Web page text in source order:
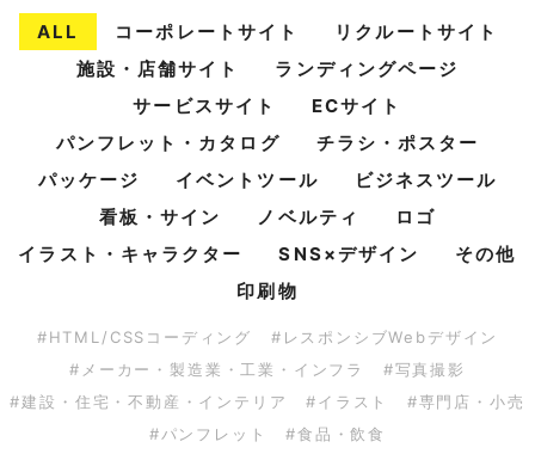
ALL コーポレートサイト
リクルートサイト
施設・店舗サイト
ランディングページ
サービスサイト
ECサイト
パンフレット・カタログ
チラシ・ポスター
パッケージ
イベントツール
ビジネスツール
看板・サイン
ノベルティ
ロゴ
イラスト・キャラクター
SNS×デザイン
その他
印刷物
#HTML/CSSコーディング
#レスポンシブWebデザイン
#メーカー・製造業・工業・インフラ
#写真撮影
#建設・住宅・不動産・インテリア
#イラスト
#専門店・小売
#パンフレット
#食品・飲食